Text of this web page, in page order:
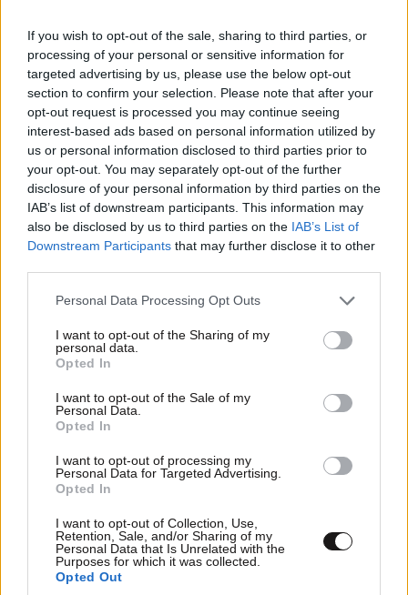
If you wish to opt-out of the sale, sharing to third parties, or
processing of your personal or sensitive information for
targeted advertising by us, please use the below opt-out
section to confirm your selection. Please note that after your
opt-out request is processed you may continue seeing
interest-based ads based on personal information utilized by
us or personal information disclosed to third parties prior to
your opt-out. You may separately opt-out of the further
disclosure of your personal information by third parties on the
IAB’s list of downstream participants. This information may
also be disclosed by us to third parties on the IAB’s List of
Downstream Participants that may further disclose it to other
Please note that this website/app uses one or more Google
not limited to your visit or usage behaviour. You may click to
grant or deny consent to Google and its third-party tags to
use your data for below specified purposes in below Google
consent section.
Personal Data Processing Opt Outs
I want to opt-out of the Sharing of my
personal data.
Opted In
I want to opt-out of the Sale of my
Personal Data.
Opted In
I want to opt-out of processing my
Personal Data for Targeted Advertising.
Opted In
I want to opt-out of Collection, Use,
Retention, Sale, and/or Sharing of my
Personal Data that Is Unrelated with the
Purposes for which it was collected.
Opted Out
Ακολουθήστε τοNEWSBEASTστοGoogle News
και μάθετε πρώτοι όλες τις ειδήσεις
ΣΧΌΛΙΑ ΑΝΑΓΝΩΣΤΏΝ
ΠΡΟΣΘΕΣΤΕ ΤΟ ΣΧΟΛΙΟ ΣΑΣ